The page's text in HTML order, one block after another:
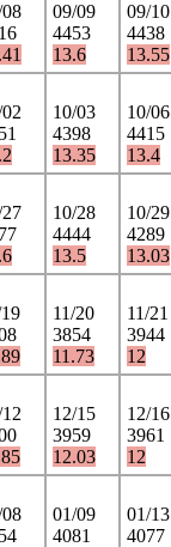
09/09
4453
13.6
09/10
4438
13.55
10/03
4398
13.35
10/06
4415
13.4
10/28
4444
13.5
10/29
4289
13.03
11/20
3854
11.73
11/21
3944
12
12/15
3959
12.03
12/16
3961
12
01/09
4081
01/13
4077